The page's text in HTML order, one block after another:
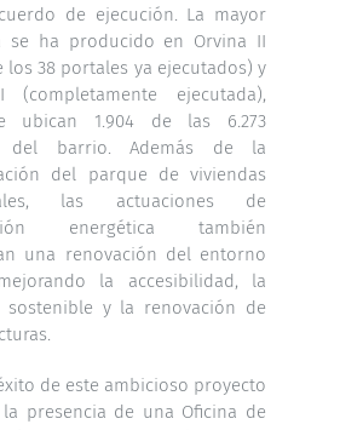
de ejecución. La mayor
se ha producido en Orvina II
los 38 portales ya ejecutados) y
(completamente ejecutada),
ubican 1.904 de las 6.273
del barrio. Además de la
del parque de viviendas
las actuaciones de
energética también
una renovación del entorno
la accesibilidad, la
sostenible y la renovación de
de este ambicioso proyecto
presencia de una Oficina de